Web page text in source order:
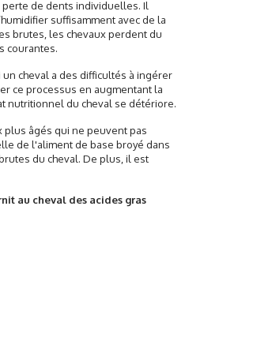
de dents individuelles. Il
suffisamment avec de la
brutes, les chevaux perdent du
courantes.
un cheval a des difficultés à ingérer
ce processus en augmentant la
nutritionnel du cheval se détériore.
plus âgés qui ne peuvent pas
de l'aliment de base broyé dans
du cheval. De plus, il est
au cheval des acides gras